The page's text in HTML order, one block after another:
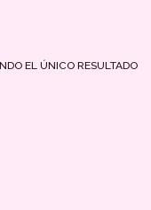
EL ÚNICO RESULTADO